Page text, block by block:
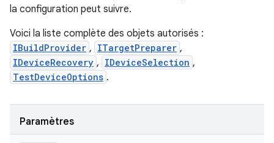
la configuration peut suivre.
Voici la liste complète des objets autorisés :
IBuildProvider , ITargetPreparer ,
IDeviceRecovery , IDeviceSelection ,
TestDeviceOptions .
Paramètres